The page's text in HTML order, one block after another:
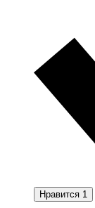
Нравится 1